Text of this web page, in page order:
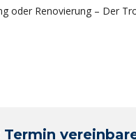
oder Renovierung – Der